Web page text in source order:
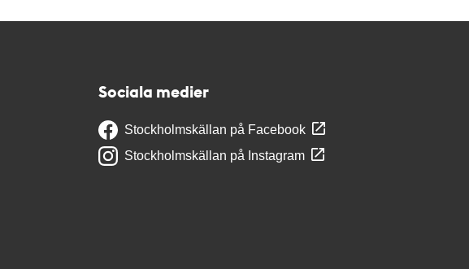
Sociala medier
Stockholmskällan på Facebook
Stockholmskällan på Instagram